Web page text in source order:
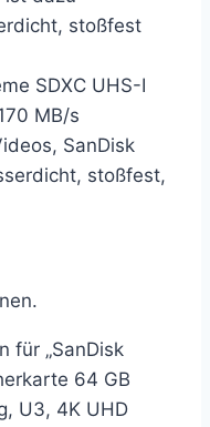
stoßfest
SDXC UHS-I
MB/s
SanDisk
stoßfest,
für „SanDisk
64 GB
U3, 4K UHD